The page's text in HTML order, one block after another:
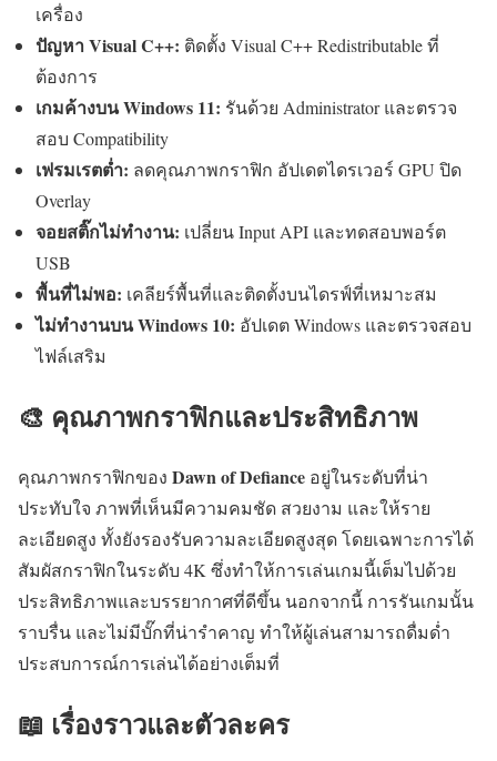
เครื่อง
ปัญหา Visual C++: ติดตั้ง Visual C++ Redistributable ที่
ต้องการ
เกมค้างบน Windows 11: รันด้วย Administrator และตรวจ
สอบ Compatibility
เฟรมเรตต่ำ: ลดคุณภาพกราฟิก อัปเดตไดรเวอร์ GPU ปิด
Overlay
จอยสติ๊กไม่ทำงาน: เปลี่ยน Input API และทดสอบพอร์ต
USB
พื้นที่ไม่พอ: เคลียร์พื้นที่และติดตั้งบนไดรฟ์ที่เหมาะสม
ไม่ทำงานบน Windows 10: อัปเดต Windows และตรวจสอบ
ไฟล์เสริม
🎨 คุณภาพกราฟิกและประสิทธิภาพ
คุณภาพกราฟิกของ Dawn of Defiance อยู่ในระดับที่น่า
ประทับใจ ภาพที่เห็นมีความคมชัด สวยงาม และให้ราย
ละเอียดสูง ทั้งยังรองรับความละเอียดสูงสุด โดยเฉพาะการได้
สัมผัสกราฟิกในระดับ 4K ซึ่งทำให้การเล่นเกมนี้เต็มไปด้วย
ประสิทธิภาพและบรรยากาศที่ดีขึ้น นอกจากนี้ การรันเกมนั้น
ราบรื่น และไม่มีบั๊กที่น่ารำคาญ ทำให้ผู้เล่นสามารถดื่มด่ำ
ประสบการณ์การเล่นได้อย่างเต็มที่
📖 เรื่องราวและตัวละคร